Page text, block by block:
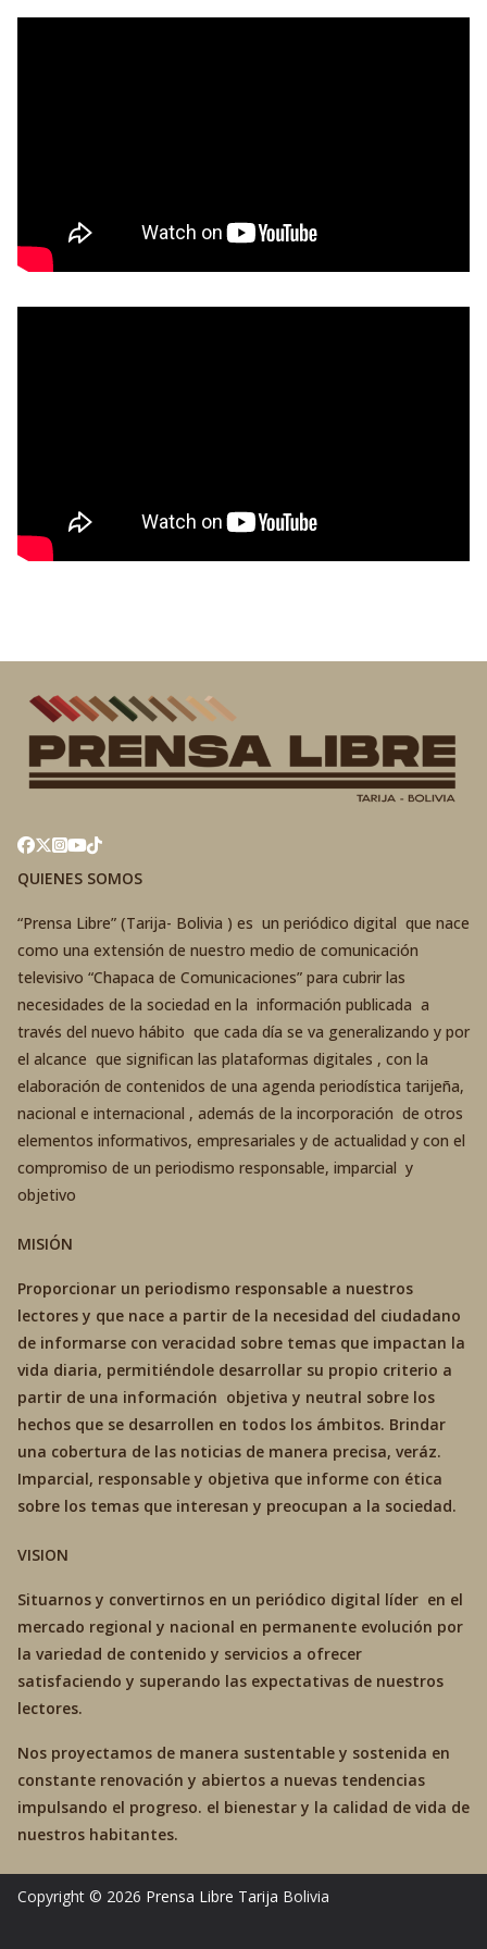
QUIENES SOMOS
“Prensa Libre” (Tarija- Bolivia ) es un periódico digital que nace
como una extensión de nuestro medio de comunicación
televisivo “Chapaca de Comunicaciones” para cubrir las
necesidades de la sociedad en la información publicada a
través del nuevo hábito que cada día se va generalizando y por
el alcance que significan las plataformas digitales , con la
elaboración de contenidos de una agenda periodística tarijeña,
nacional e internacional , además de la incorporación de otros
elementos informativos, empresariales y de actualidad y con el
compromiso de un periodismo responsable, imparcial y
objetivo
MISIÓN
Proporcionar un periodismo responsable a nuestros
lectores y que nace a partir de la necesidad del ciudadano
de informarse con veracidad sobre temas que impactan la
vida diaria, permitiéndole desarrollar su propio criterio a
partir de una información objetiva y neutral sobre los
hechos que se desarrollen en todos los ámbitos. Brindar
una cobertura de las noticias de manera precisa, veráz.
Imparcial, responsable y objetiva que informe con ética
sobre los temas que interesan y preocupan a la sociedad.
VISION
Situarnos y convertirnos en un periódico digital líder en el
mercado regional y nacional en permanente evolución por
la variedad de contenido y servicios a ofrecer
satisfaciendo y superando las expectativas de nuestros
lectores.
Nos proyectamos de manera sustentable y sostenida en
constante renovación y abiertos a nuevas tendencias
impulsando el progreso. el bienestar y la calidad de vida de
nuestros habitantes.
Copyright © 2026 Prensa Libre Tarija Bolivia